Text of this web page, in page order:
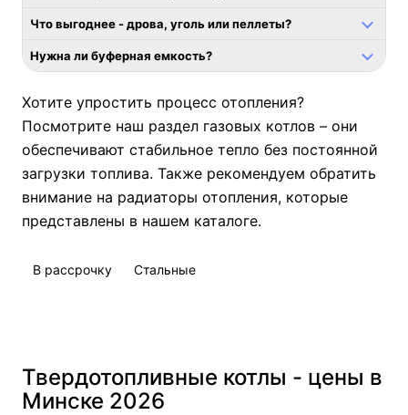
Что выгоднее - дрова, уголь или пеллеты?
Нужна ли буферная емкость?
Хотите упростить процесс отопления?
Посмотрите наш раздел газовых котлов – они
обеспечивают стабильное тепло без постоянной
загрузки топлива. Также рекомендуем обратить
внимание на радиаторы отопления, которые
представлены в нашем каталоге.
В рассрочку Стальные
Твердотопливные котлы - цены в
Минске 2026